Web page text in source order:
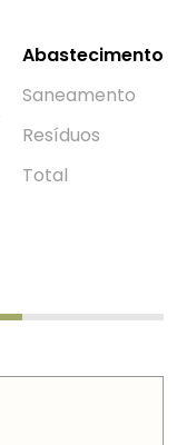
Abastecimento
Saneamento
Resí­duos
Total